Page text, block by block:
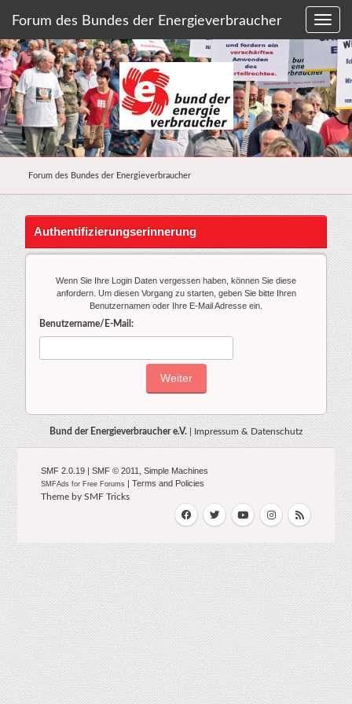
Forum des Bundes der Energieverbraucher
Forum des Bundes der Energieverbraucher
Authentifizierungserinnerung
Wenn Sie Ihre Login Daten vergessen haben, können Sie diese
anfordern. Um diesen Vorgang zu starten, geben Sie bitte Ihren
Benutzernamen oder Ihre E-Mail Adresse ein.
Benutzername/E-Mail:
Bund der Energieverbraucher e.V. Impressum & Datenschutz
SMF 2.0.19| SMF © 2011 Simple Machines
SMFAds for Free Forums | Terms and Policies
Theme by SMF Tricks